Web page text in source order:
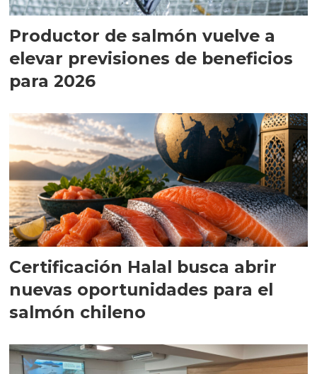
Productor de salmón vuelve a
elevar previsiones de beneficios
para 2026
Certificación Halal busca abrir
nuevas oportunidades para el
salmón chileno